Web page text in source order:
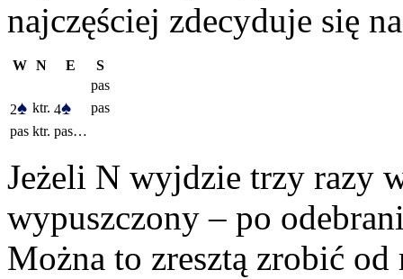
najczęściej zdecyduje się
W N E
S
pas
2♠ ktr. 4♠
pas
pas ktr. pas…
Jeżeli N wyjdzie trzy razy
wypuszczony – po
Można to zresztą zrobić od